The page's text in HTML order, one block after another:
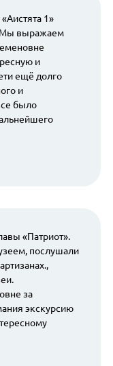
1»
Мы выражаем
и
ещё долго
и
было
«Патриот».
послушали
за
экскурсию